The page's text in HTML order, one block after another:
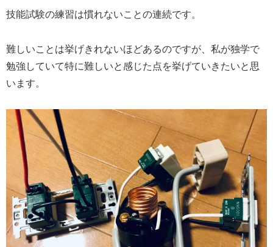
技能試験の練習は慣れないことの連続です。
難しいことは挙げきれないほどあるのですが、私が独学で
勉強していて特に難しいと感じた点を挙げていきたいと思
います。